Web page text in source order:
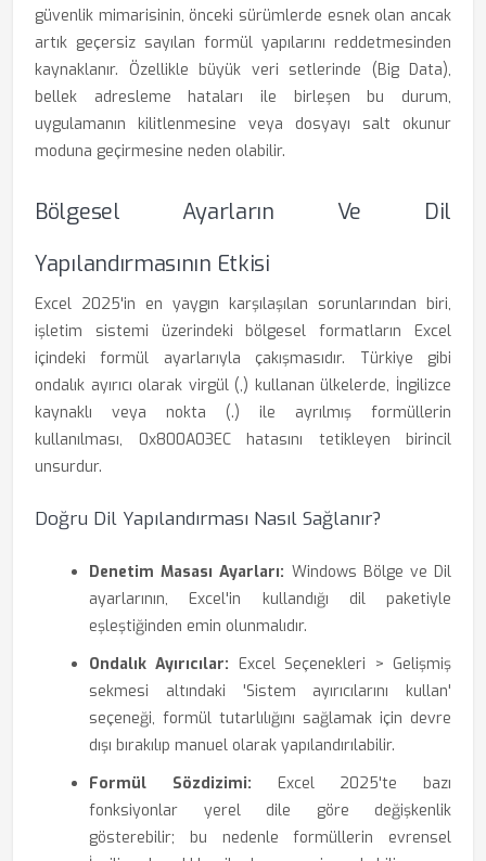
güvenlik mimarisinin, önceki sürümlerde esnek olan ancak
artık geçersiz sayılan formül yapılarını reddetmesinden
kaynaklanır. Özellikle büyük veri setlerinde (Big Data),
bellek adresleme hataları ile birleşen bu durum,
uygulamanın kilitlenmesine veya dosyayı salt okunur
moduna geçirmesine neden olabilir.
Bölgesel Ayarların Ve Dil
Yapılandırmasının Etkisi
Excel 2025'in en yaygın karşılaşılan sorunlarından biri,
işletim sistemi üzerindeki bölgesel formatların Excel
içindeki formül ayarlarıyla çakışmasıdır. Türkiye gibi
ondalık ayırıcı olarak virgül (,) kullanan ülkelerde, İngilizce
kaynaklı veya nokta (.) ile ayrılmış formüllerin
kullanılması, 0x800A03EC hatasını tetikleyen birincil
unsurdur.
Doğru Dil Yapılandırması Nasıl Sağlanır?
Denetim Masası Ayarları: Windows Bölge ve Dil
ayarlarının, Excel'in kullandığı dil paketiyle
eşleştiğinden emin olunmalıdır.
Ondalık Ayırıcılar: Excel Seçenekleri > Gelişmiş
sekmesi altındaki 'Sistem ayırıcılarını kullan'
seçeneği, formül tutarlılığını sağlamak için devre
dışı bırakılıp manuel olarak yapılandırılabilir.
Formül Sözdizimi: Excel 2025'te bazı
fonksiyonlar yerel dile göre değişkenlik
gösterebilir; bu nedenle formüllerin evrensel